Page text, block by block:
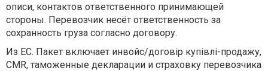
описи, контактов ответственного принимающей
стороны. Перевозчик несёт ответственность за
сохранность груза согласно договору.
Из ЕС. Пакет включает инвойс/договір купівлі-продажу,
CMR, таможенные декларации и страховку перевозчика